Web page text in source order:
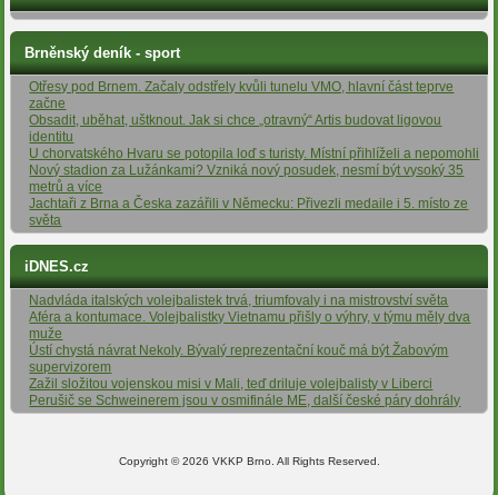
Brněnský deník - sport
Otřesy pod Brnem. Začaly odstřely kvůli tunelu VMO, hlavní část teprve
začne
Obsadit, uběhat, uštknout. Jak si chce „otravný“ Artis budovat ligovou
identitu
U chorvatského Hvaru se potopila loď s turisty. Místní přihlíželi a nepomohli
Nový stadion za Lužánkami? Vzniká nový posudek, nesmí být vysoký 35
metrů a více
Jachtaři z Brna a Česka zazářili v Německu: Přivezli medaile i 5. místo ze
světa
iDNES.cz
Nadvláda italských volejbalistek trvá, triumfovaly i na mistrovství světa
Aféra a kontumace. Volejbalistky Vietnamu přišly o výhry, v týmu měly dva
muže
Ústí chystá návrat Nekoly. Bývalý reprezentační kouč má být Žabovým
supervizorem
Zažil složitou vojenskou misi v Mali, teď driluje volejbalisty v Liberci
Perušič se Schweinerem jsou v osmifinále ME, další české páry dohrály
Copyright © 2026 VKKP Brno. All Rights Reserved.